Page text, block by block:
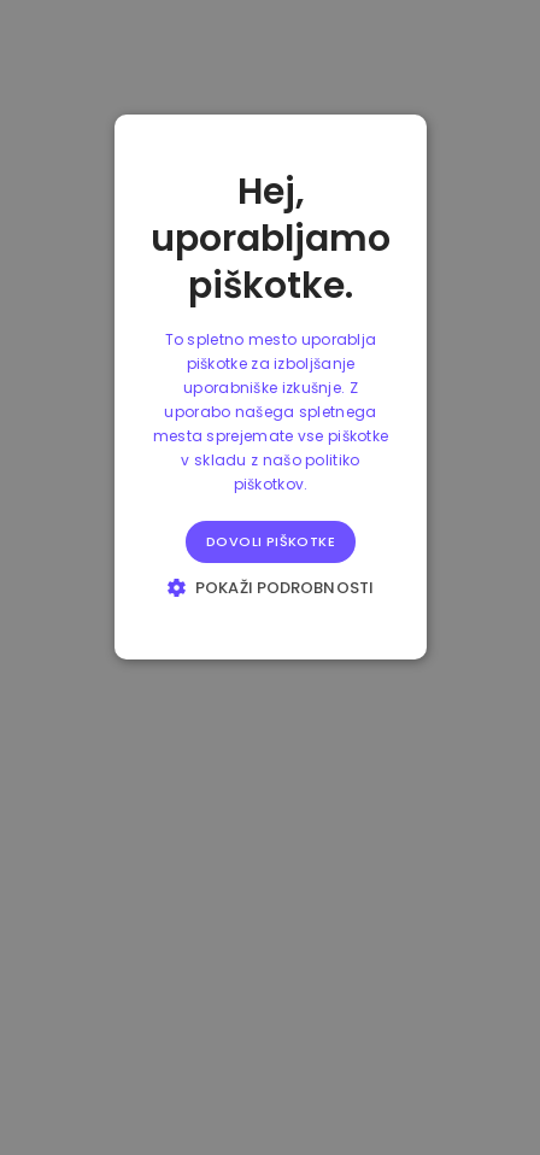
Hej,
uporabljamo
piškotke.
To spletno mesto uporablja
piškotke za izboljšanje
uporabniške izkušnje. Z
uporabo našega spletnega
mesta sprejemate vse piškotke
v skladu z našo politiko
piškotkov.
DOVOLI PIŠKOTKE
POKAŽI PODROBNOSTI